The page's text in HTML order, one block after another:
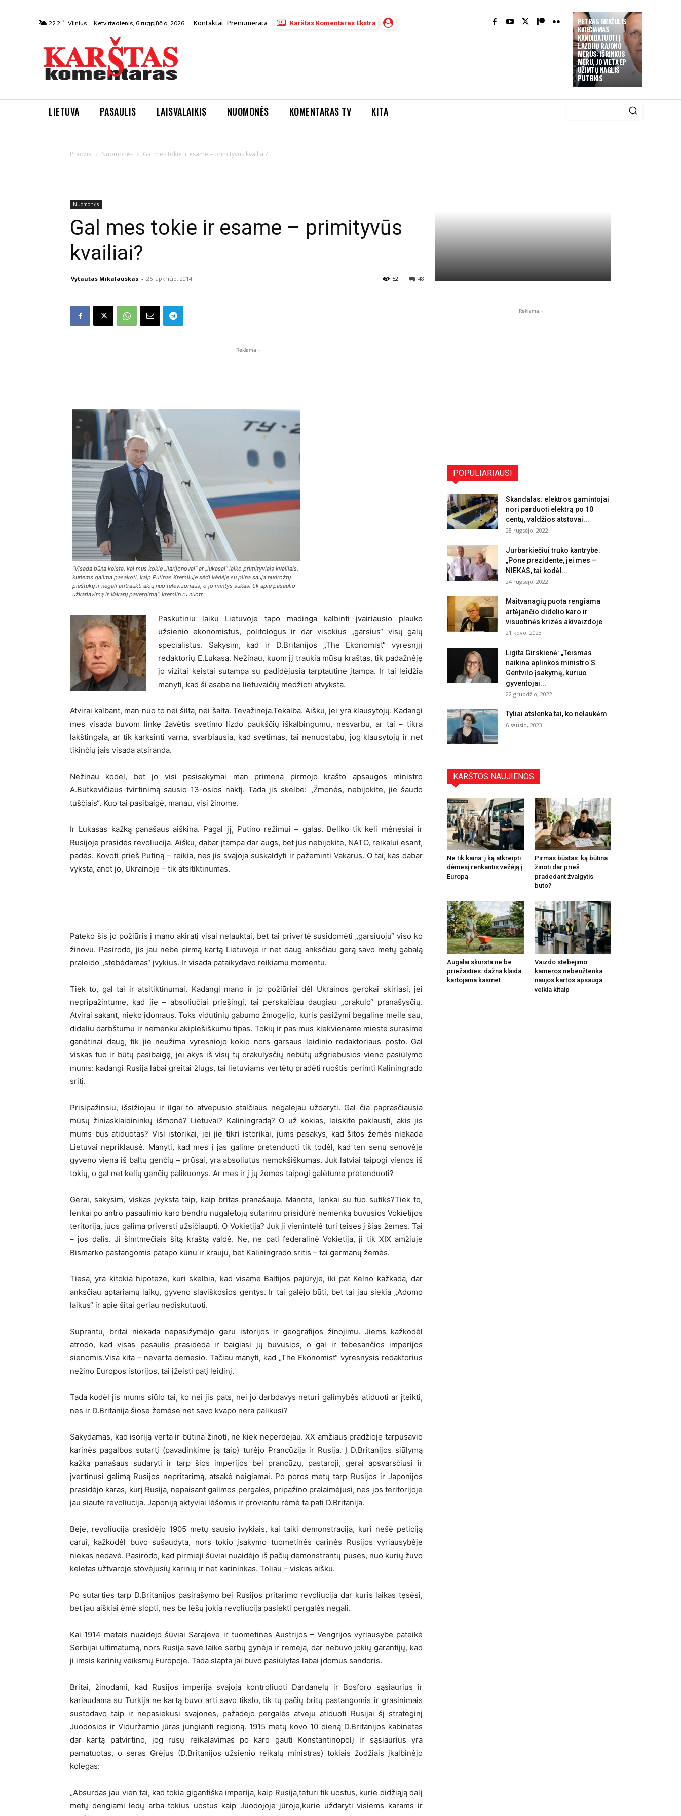
PETRAS GRAŽULIS
KVIEČIAMAS
KANDIDATUOTI Į
LAZDIJŲ RAJONO
MERUS: IŠRINKUS
MERU, JO VIETĄ EP
UŽIMTŲ NAGLIS
PUTEIKIS
22.2 C Vilnius Ketvirtadienis, 6 rugpjūčio, 2026 Kontaktai Prenumerata Karštas Komentaras Ekstra
LIETUVA PASAULIS LAISVALAIKIS NUOMONĖS KOMENTARAS TV KITA
Pradžia Nuomonės Gal mes tokie ir esame – primityvūs kvailiai?
Nuomonės
Gal mes tokie ir esame – primityvūs
kvailiai?
Vytautas Mikalauskas - 26 lapkričio, 2014 48
52
- Reklama -
"Visada būna keista, kai mus kokie „ilarijonovai“ ar „lukasai“ laiko primityviais kvailiais,
kuriems galima pasakoti, kaip Putinas Kremliuje sėdi kėdėje su pilna sauja nudrožtų
pieštukų ir negali atitraukti akių nuo televizoriaus, o jo mintys sukasi tik apie pasaulio
užkariavimą ir Vakarų pavergimą". kremlin.ru nuotr.
Paskutiniu laiku Lietuvoje tapo madinga kalbinti įvairiausio plauko
užsienio ekonomistus, politologus ir dar visokius „garsius“ visų galų
specialistus. Sakysim, kad ir D.Britanijos „The Ekonomist“ vyresnįjį
redaktorių E.Lukasą. Nežinau, kuom jį traukia mūsų kraštas, tik padažnėję
jo vizitai keistai sutampa su padidėjusia tarptautine įtampa. Ir tai leidžia
manyti, kad ši asaba ne lietuvaičių medžioti atvyksta.
Atvirai kalbant, man nuo to nei šilta, nei šalta. Tevažinėja.Tekalba. Aišku, jei yra klausytojų. Kadangi
mes visada buvom linkę žavėtis svetimo lizdo paukščių iškalbingumu, nesvarbu, ar tai – tikra
lakštingala, ar tik karksinti varna, svarbiausia, kad svetimas, tai nenuostabu, jog klausytojų ir net
tikinčių jais visada atsiranda.
Nežinau kodėl, bet jo visi pasisakymai man primena pirmojo krašto apsaugos ministro
A.Butkevičiaus tvirtinimą sausio 13-osios naktį. Tada jis skelbė: „Žmonės, nebijokite, jie šaudo
tuščiais“. Kuo tai pasibaigė, manau, visi žinome.
Ir Lukasas kažką panašaus aiškina. Pagal jį, Putino režimui – galas. Beliko tik keli mėnesiai ir
Rusijoje prasidės revoliucija. Aišku, dabar įtampa dar augs, bet jūs nebijokite, NATO, reikalui esant,
padės. Kovoti prieš Putiną – reikia, nes jis svajoja suskaldyti ir pažeminti Vakarus. O tai, kas dabar
vyksta, anot jo, Ukrainoje – tik atsitiktinumas.
Pateko šis jo požiūris į mano akiratį visai nelauktai, bet tai privertė susidomėti „garsiuoju“ viso ko
žinovu. Pasirodo, jis jau nebe pirmą kartą Lietuvoje ir net daug anksčiau gerą savo metų gabalą
praleido „stebėdamas“ įvykius. Ir visada pataikydavo reikiamu momentu.
Tiek to, gal tai ir atsitiktinumai. Kadangi mano ir jo požiūriai dėl Ukrainos gerokai skiriasi, jei
nepripažintume, kad jie – absoliučiai priešingi, tai perskaičiau daugiau „orakulo“ pranašysčių.
Atvirai sakant, nieko įdomaus. Toks vidutinių gabumo žmogelio, kuris pasižymi begaline meile sau,
dideliu darbštumu ir nemenku akiplėšiškumu tipas. Tokių ir pas mus kiekviename mieste surasime
ganėtinai daug, tik jie neužima vyresniojo kokio nors garsaus leidinio redaktoriaus posto. Gal
viskas tuo ir būtų pasibaigę, jei akys iš visų tų orakulysčių nebūtų užgriebusios vieno pasiūlymo
mums: kadangi Rusija labai greitai žlugs, tai lietuviams vertėtų pradėti ruoštis perimti Kaliningrado
sritį.
Prisipažinsiu, išsižiojau ir ilgai to atvėpusio stalčiaus negalėjau uždaryti. Gal čia paprasčiausia
mūsų žiniasklaidininkų išmonė? Lietuvai? Kaliningradą? O už kokias, leiskite paklausti, akis jis
mums bus atiduotas? Visi istorikai, jei jie tikri istorikai, jums pasakys, kad šitos žemės niekada
Lietuvai nepriklausė. Manyti, kad mes į jas galime pretenduoti tik todėl, kad ten senų senovėje
gyveno viena iš baltų genčių – prūsai, yra absoliutus nemokšiškumas. Juk latviai taipogi vienos iš
tokių, o gal net kelių genčių palikuonys. Ar mes ir į jų žemes taipogi galėtume pretenduoti?
Gerai, sakysim, viskas įvyksta taip, kaip britas pranašauja. Manote, lenkai su tuo sutiks?Tiek to,
lenkai po antro pasaulinio karo bendru nugalėtojų sutarimu prisidūrė nemenką buvusios Vokietijos
teritoriją, juos galima priversti užsičiaupti. O Vokietija? Juk ji vienintelė turi teises į šias žemes. Tai
– jos dalis. Ji šimtmečiais šitą kraštą valdė. Ne, ne pati federalinė Vokietija, ji tik XIX amžiuje
Bismarko pastangomis patapo kūnu ir krauju, bet Kaliningrado sritis – tai germanų žemės.
Tiesa, yra kitokia hipotezė, kuri skelbia, kad visame Baltijos pajūryje, iki pat Kelno kažkada, dar
anksčiau aptariamų laikų, gyveno slaviškosios gentys. Ir tai galėjo būti, bet tai jau siekia „Adomo
laikus“ ir apie šitai geriau nediskutuoti.
Suprantu, britai niekada nepasižymėjo geru istorijos ir geografijos žinojimu. Jiems kažkodėl
atrodo, kad visas pasaulis prasideda ir baigiasi jų buvusios, o gal ir tebesančios imperijos
sienomis.Visa kita – neverta dėmesio. Tačiau manyti, kad „The Ekonomist“ vyresnysis redaktorius
nežino Europos istorijos, tai įžeisti patį leidinį.
Tada kodėl jis mums siūlo tai, ko nei jis pats, nei jo darbdavys neturi galimybės atiduoti ar įteikti,
nes ir D.Britanija šiose žemėse net savo kvapo nėra palikusi?
Sakydamas, kad isoriją verta ir būtina žinoti, nė kiek neperdėjau. XX amžiaus pradžioje tarpusavio
karinės pagalbos sutartį (pavadinkime ją taip) turėjo Prancūzija ir Rusija. Į D.Britanijos siūlymą
kažką panašaus sudaryti ir tarp šios imperijos bei prancūzų, pastaroji, gerai apsvarsčiusi ir
įvertinusi galimą Rusijos nepritarimą, atsakė neigiamai. Po poros metų tarp Rusijos ir Japonijos
prasidėjo karas, kurį Rusija, nepaisant galimos pergalės, pripažino pralaimėjusi, nes jos teritorijoje
jau siautė revoliucija. Japoniją aktyviai lėšomis ir proviantu rėmė ta pati D.Britanija.
Beje, revoliucija prasidėjo 1905 metų sausio įvykiais, kai taiki demonstracija, kuri nešė peticiją
carui, kažkodėl buvo sušaudyta, nors tokio įsakymo tuometinės carinės Rusijos vyriausybėje
niekas nedavė. Pasirodo, kad pirmieji šūviai nuaidėjo iš pačių demonstrantų pusės, nuo kurių žuvo
keletas užtvaroje stovėjusių karinių ir net karininkas. Toliau – viskas aišku.
Po sutarties tarp D.Britanijos pasirašymo bei Rusijos pritarimo revoliucija dar kuris laikas tęsėsi,
bet jau aiškiai ėmė slopti, nes be lėšų jokia revoliucija pasiekti pergalės negali.
Kai 1914 metais nuaidėjo šūviai Sarajeve ir tuometinės Austrijos – Vengrijos vyriausybė pateikė
Serbijai ultimatumą, nors Rusija save laikė serbų gynėja ir rėmėja, dar nebuvo jokių garantijų, kad
ji imsis karinių veiksmų Europoje. Tada slapta jai buvo pasiūlytas labai įdomus sandoris.
Britai, žinodami, kad Rusijos imperija svajoja kontroliuoti Dardanelų ir Bosforo sąsiaurius ir
kariaudama su Turkija ne kartą buvo arti savo tikslo, tik tų pačių britų pastangomis ir grasinimais
sustodavo taip ir nepasiekusi svajonės, pažadėjo pergalės atveju atiduoti Rusijai šį strateginį
Juodosios ir Viduržemio jūras jungianti regioną. 1915 metų kovo 10 dieną D.Britanijos kabinetas
dar kartą patvirtino, jog rusų reikalavimas po karo gauti Konstantinopolį ir sąsiaurius yra
pamatuotas, o seras Grėjus (D.Britanijos užsienio reikalų ministras) tokiais žodžiais įkalbinėjo
kolegas:
„Absurdas jau vien tai, kad tokia gigantiška imperija, kaip Rusija,teturi tik uostus, kurie didžiąją dalį
metų dengiami ledų arba tokius uostus kaip Juodojoje jūroje,kurie uždaryti visiems karams ir
- Reklama -
POPULIARIAUSI
Skandalas: elektros gamintojai
nori parduoti elektrą po 10
centų, valdžios atstovai...
28 rugsėjo, 2022
Jurbarkiečiui trūko kantrybė:
„Pone prezidente, jei mes –
NIEKAS, tai kodėl...
24 rugsėjo, 2022
Maitvanagių puota rengiama
artėjančio didelio karo ir
visuotinės krizės akivaizdoje
21 kovo, 2023
Ligita Girskienė: „Teismas
naikina aplinkos ministro S.
Gentvilo įsakymą, kuriuo
gyventojai...
22 gruodžio, 2022
Tyliai atslenka tai, ko nelaukėm
6 sausio, 2023
KARŠTOS NAUJIENOS
Ne tik kaina: į ką atkreipti
dėmesį renkantis vežėją į
Europą
Pirmas būstas: ką būtina
žinoti dar prieš
pradedant žvalgytis
buto?
Augalai skursta ne be
priežasties: dažna klaida
kartojama kasmet
Vaizdo stebėjimo
kameros nebeužtenka:
naujos kartos apsauga
veikia kitaip